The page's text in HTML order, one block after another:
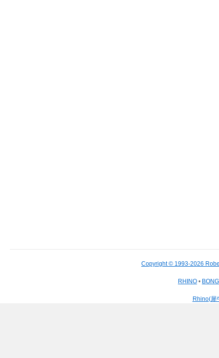
Copyright © 1993-2026
RHINO •
Rhino(犀